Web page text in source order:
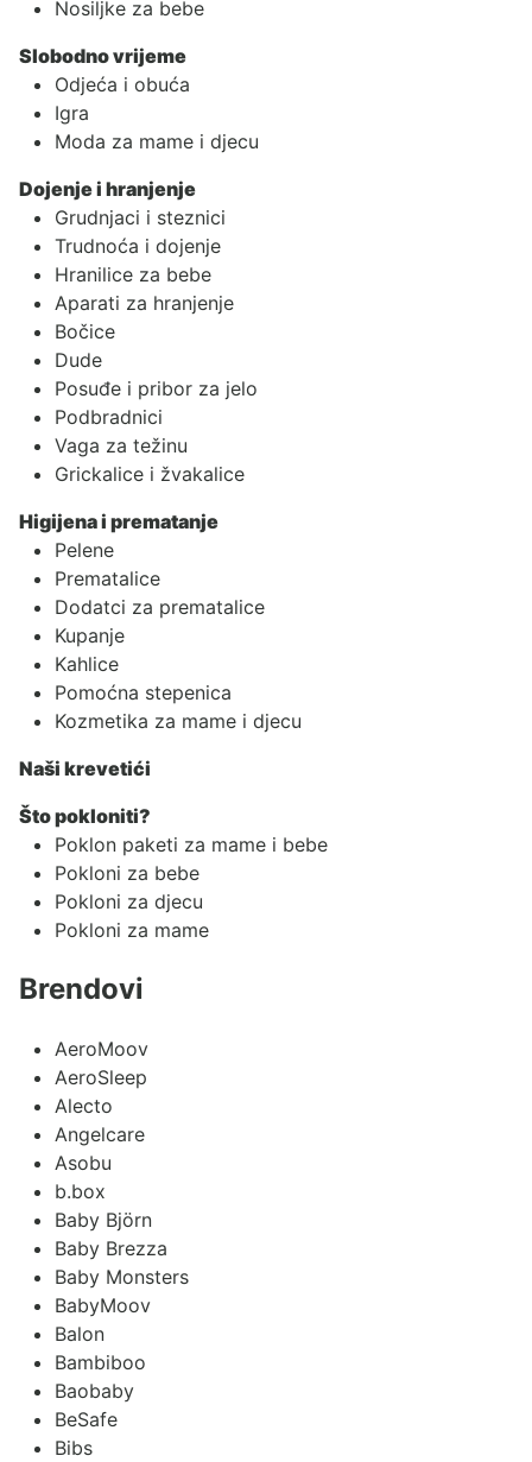
Nosiljke za bebe
Slobodno vrijeme
Odjeća i obuća
Igra
Moda za mame i djecu
Dojenje i hranjenje
Grudnjaci i steznici
Trudnoća i dojenje
Hranilice za bebe
Aparati za hranjenje
Bočice
Dude
Posuđe i pribor za jelo
Podbradnici
Vaga za težinu
Grickalice i žvakalice
Higijena i prematanje
Pelene
Prematalice
Dodatci za prematalice
Kupanje
Kahlice
Pomoćna stepenica
Kozmetika za mame i djecu
Naši krevetići
Što pokloniti?
Poklon paketi za mame i bebe
Pokloni za bebe
Pokloni za djecu
Pokloni za mame
Brendovi
AeroMoov
AeroSleep
Alecto
Angelcare
Asobu
b.box
Baby Björn
Baby Brezza
Baby Monsters
BabyMoov
Balon
Bambiboo
Baobaby
BeSafe
Bibs